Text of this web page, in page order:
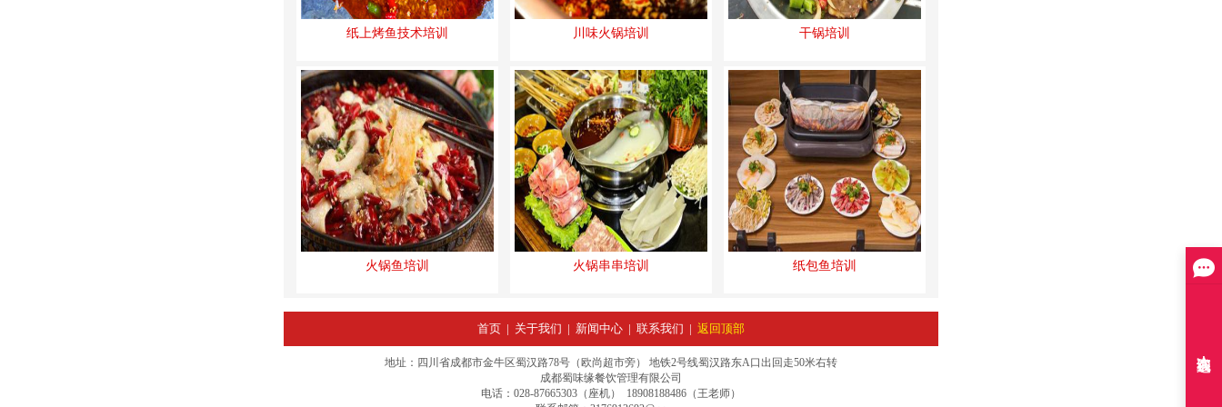
纸上烤鱼技术培训 川味火锅培训 干锅培训
火锅鱼培训 火锅串串培训 纸包鱼培训
首页 | 关于我们 | 新闻中心 | 联系我们 | 返回顶部
地址：四川省成都市金牛区蜀汉路78号（欧尚超市旁） 地铁2号线蜀汉路东A口出回走50米右转
成都蜀味缘餐饮管理有限公司
电话：028-87665303（座机） 18908188486（王老师）